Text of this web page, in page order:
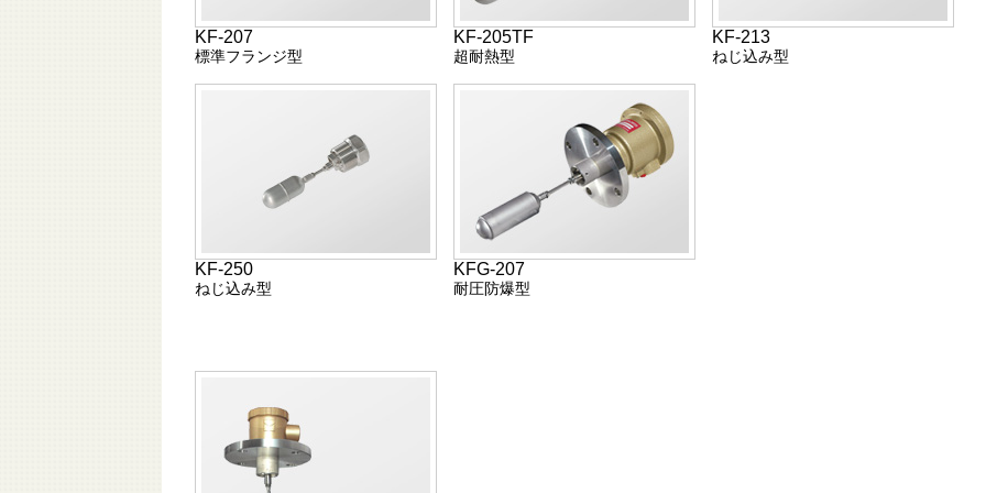
KF-207
標準フランジ型
KF-205TF
超耐熱型
KF-213
ねじ込み型
KF-250
ねじ込み型
KFG-207
耐圧防爆型